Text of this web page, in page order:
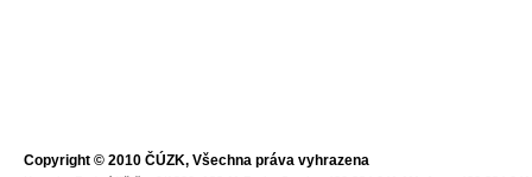
Copyright © 2010 ČÚZK, Všechna práva vyhrazena